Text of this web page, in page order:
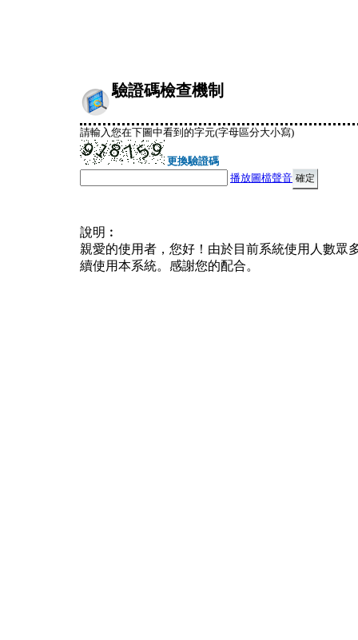
驗證碼檢查機制
請輸入您在下圖中看到的字元(字母區分大小寫)
更換驗證碼
播放圖檔聲音
說明︰
親愛的使用者，您好！由於目前系統使用人數眾
續使用本系統。感謝您的配合。